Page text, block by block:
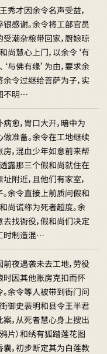
秀才因余令名声受益，
银感谢。余令将工部官员
受潮杂粮带回家，厨娘晾
尚慧心上门，以余令‘有
‘与佛有缘’为由，要求余
余令过继给菩萨为子，实
不明…
愈，胃口大开，暗中为
做准备。余令在工地继续
房，混血少年如意前来帮
透露那三个假和尚就住在
附近，且他们有家室，
。余令直接上前质问假和
尚谎称为死者超度。余
去找衙役，假和尚们决定
时制造混…
前夜遇袭未去工地，劳役
时因其他账房克扣而怀
。余令等人被带到衙门问
街御史裴明和县令王半君
案，从死者慧心身上搜出
片）和绣有狐踏莲花图
囊，初步断定其为白莲教